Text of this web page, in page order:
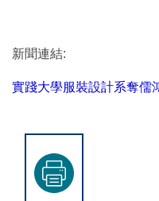
新聞連結:
實踐大學服裝設計系奪儒